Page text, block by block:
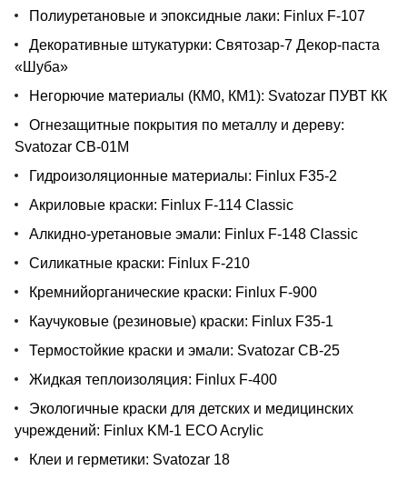
Полиуретановые и эпоксидные лаки: Finlux F‑107
Декоративные штукатурки: Святозар‑7 Декор‑паста
«Шуба»
Негорючие материалы (КМ0, КМ1): Svatozar ПУВТ КК
Огнезащитные покрытия по металлу и дереву:
Svatozar СВ‑01М
Гидроизоляционные материалы: Finlux F35‑2
Акриловые краски: Finlux F‑114 Classic
Алкидно‑уретановые эмали: Finlux F‑148 Classic
Силикатные краски: Finlux F‑210
Кремнийорганические краски: Finlux F‑900
Каучуковые (резиновые) краски: Finlux F35‑1
Термостойкие краски и эмали: Svatozar СВ‑25
Жидкая теплоизоляция: Finlux F‑400
Экологичные краски для детских и медицинских
учреждений: Finlux KM‑1 ECO Acrylic
Клеи и герметики: Svatozar 18